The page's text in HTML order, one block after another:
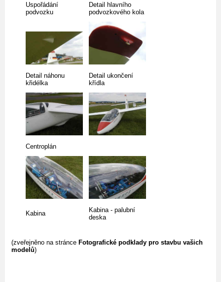
Uspořádání
podvozku
Detail hlavního
podvozkového kola
Detail náhonu
křidélka
Detail ukončení
křídla
Centroplán
Kabina
Kabina - palubní
deska
(zveřejněno na stránce Fotografické podklady pro stavbu vašich
modelů)